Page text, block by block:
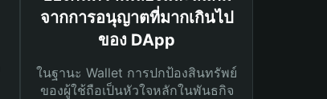
จากการอนุญาตที่มากเกินไป
ของ DApp
ในฐานะ Wallet การปกป้องสินทรัพย์
ของผู้ใช้ถือเป็นหัวใจหลักในพันธกิจ